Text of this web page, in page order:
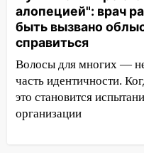
14:22 В Новом
большой
мотофристайлом и
«Мураками»
14:04 Жару смоет
погоды в
выходные 8-9
алопецией": врач
быть вызвано
справиться
Волосы для многих —
часть идентичности.
это становится
организации